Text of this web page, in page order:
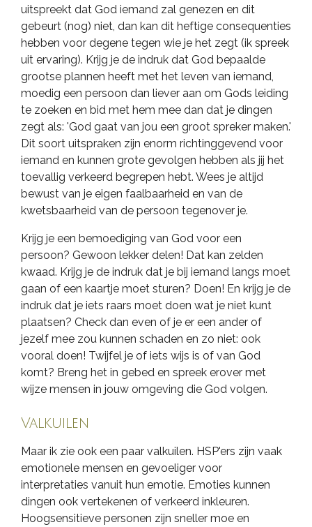
uitspreekt dat God iemand zal genezen en dit
gebeurt (nog) niet, dan kan dit heftige consequenties
hebben voor degene tegen wie je het zegt (ik spreek
uit ervaring). Krijg je de indruk dat God bepaalde
grootse plannen heeft met het leven van iemand,
moedig een persoon dan liever aan om Gods leiding
te zoeken en bid met hem mee dan dat je dingen
zegt als: 'God gaat van jou een groot spreker maken.'
Dit soort uitspraken zijn enorm richtinggevend voor
iemand en kunnen grote gevolgen hebben als jij het
toevallig verkeerd begrepen hebt. Wees je altijd
bewust van je eigen faalbaarheid en van de
kwetsbaarheid van de persoon tegenover je.
Krijg je een bemoediging van God voor een
persoon? Gewoon lekker delen! Dat kan zelden
kwaad. Krijg je de indruk dat je bij iemand langs moet
gaan of een kaartje moet sturen? Doen! En krijg je de
indruk dat je iets raars moet doen wat je niet kunt
plaatsen? Check dan even of je er een ander of
jezelf mee zou kunnen schaden en zo niet: ook
vooral doen! Twijfel je of iets wijs is of van God
komt? Breng het in gebed en spreek erover met
wijze mensen in jouw omgeving die God volgen.
Valkuilen
Maar ik zie ook een paar valkuilen. HSP'ers zijn vaak
emotionele mensen en gevoeliger voor
interpretaties vanuit hun emotie. Emoties kunnen
dingen ook vertekenen of verkeerd inkleuren.
Hoogsensitieve personen zijn sneller moe en